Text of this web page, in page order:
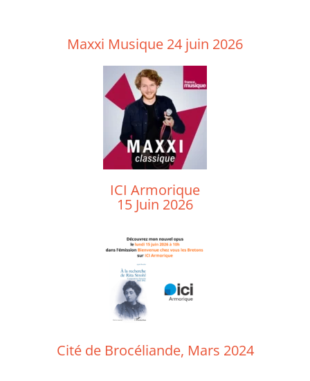
Maxxi Musique 24 juin 2026
ICI Armorique
15 Juin 2026
Cité de Brocéliande, Mars 2024